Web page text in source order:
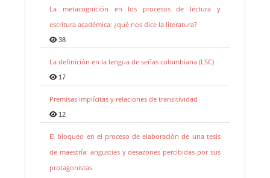
La metacognición en los procesos de lectura y
escritura académica: ¿qué nos dice la literatura?
38
La definición en la lengua de señas colombiana (LSC)
17
Premisas implícitas y relaciones de transitividad
12
El bloqueo en el proceso de elaboración de una tesis
de maestría: angustias y desazones percibidas por sus
protagonistas